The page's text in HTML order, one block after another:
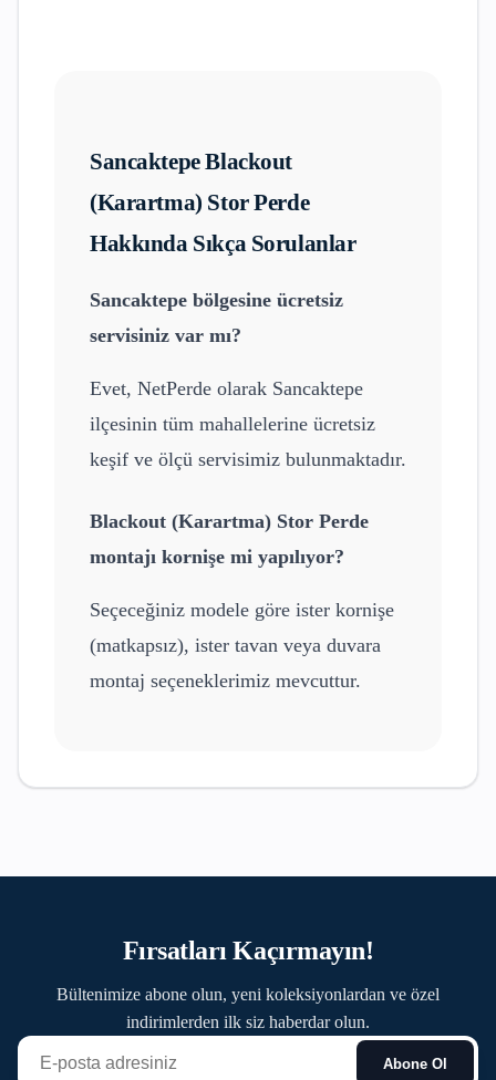
SancaktepeBlackout
(Karartma) Stor Perde
Hakkında Sıkça Sorulanlar
Sancaktepe bölgesine ücretsiz
servisiniz var mı?
Evet, NetPerde olarak Sancaktepe
ilçesinin tüm mahallelerine ücretsiz
keşif ve ölçü servisimiz bulunmaktadır.
Blackout (Karartma) Stor Perde
montajı kornişe mi yapılıyor?
Seçeceğiniz modele göre ister kornişe
(matkapsız), ister tavan veya duvara
montaj seçeneklerimiz mevcuttur.
Fırsatları Kaçırmayın!
Bültenimize abone olun, yeni koleksiyonlardan ve özel
indirimlerden ilk siz haberdar olun.
Abone Ol